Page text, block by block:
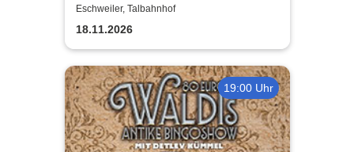
of Pink Floyd / Early Years:
Meddle
Eschweiler, Talbahnhof
18.11.2026
19:00 Uhr